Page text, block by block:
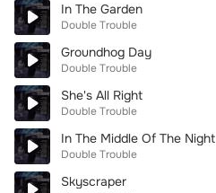
In The Garden
Double Trouble
Groundhog Day
Double Trouble
She's All Right
Double Trouble
In The Middle Of The Night
Double Trouble
Skyscraper